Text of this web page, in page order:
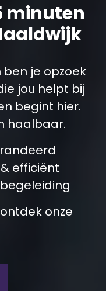
minuten
ben je opzoek
jou helpt bij
begint hier.
haalbaar.
efficiënt
onze